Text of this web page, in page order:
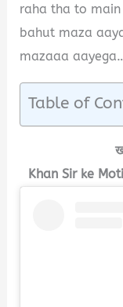
raha tha to
bahut maza
mazaaa
Table of
Khan Sir ke